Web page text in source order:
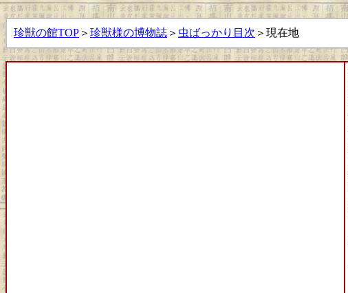
珍獣の館TOP ＞ 珍獣様の博物誌 ＞ 虫ばっかり目次 ＞現在地